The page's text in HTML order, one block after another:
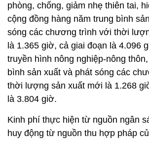
phòng, chống, giảm nhẹ thiên tai,
cộng đồng hàng năm trung bình
sóng các chương trình với thời
là 1.365 giờ, cả giai đoạn là 4.096
truyền hình nông nghiệp-nông
bình sản xuất và phát sóng các
thời lượng sản xuất mới là 1.268
là 3.804 giờ.
Kinh phí thực hiện từ nguồn ngân
huy động từ nguồn thu hợp pháp